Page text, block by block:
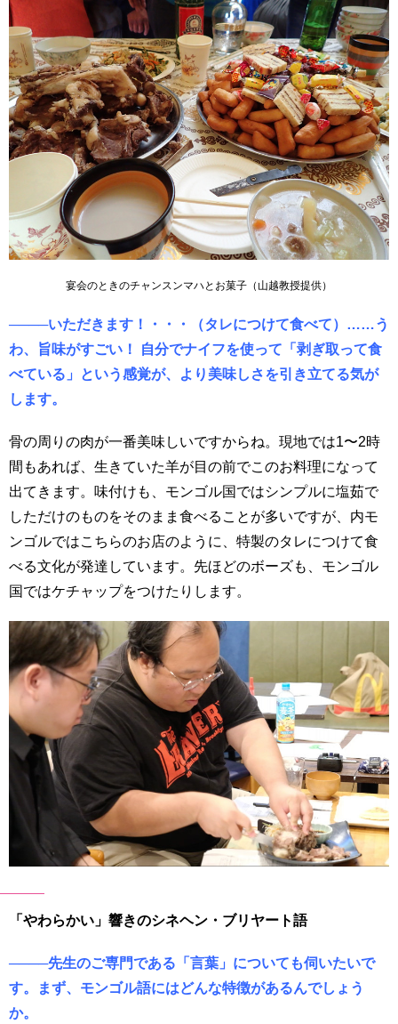
宴会のときのチャンスンマハとお菓子（山越教授提供）
────いただきます！・・・（タレにつけて食べて）……う
わ、旨味がすごい！ 自分でナイフを使って「剥ぎ取って食
べている」という感覚が、より美味しさを引き立てる気が
します。
骨の周りの肉が一番美味しいですからね。現地では1〜2時
間もあれば、生きていた羊が目の前でこのお料理になって
出てきます。味付けも、モンゴル国ではシンプルに塩茹で
しただけのものをそのまま食べることが多いですが、内モ
ンゴルではこちらのお店のように、特製のタレにつけて食
べる文化が発達しています。先ほどのボーズも、モンゴル
国ではケチャップをつけたりします。
「やわらかい」響きのシネヘン・ブリヤート語
────先生のご専門である「言葉」についても伺いたいで
す。まず、モンゴル語にはどんな特徴があるんでしょう
か。